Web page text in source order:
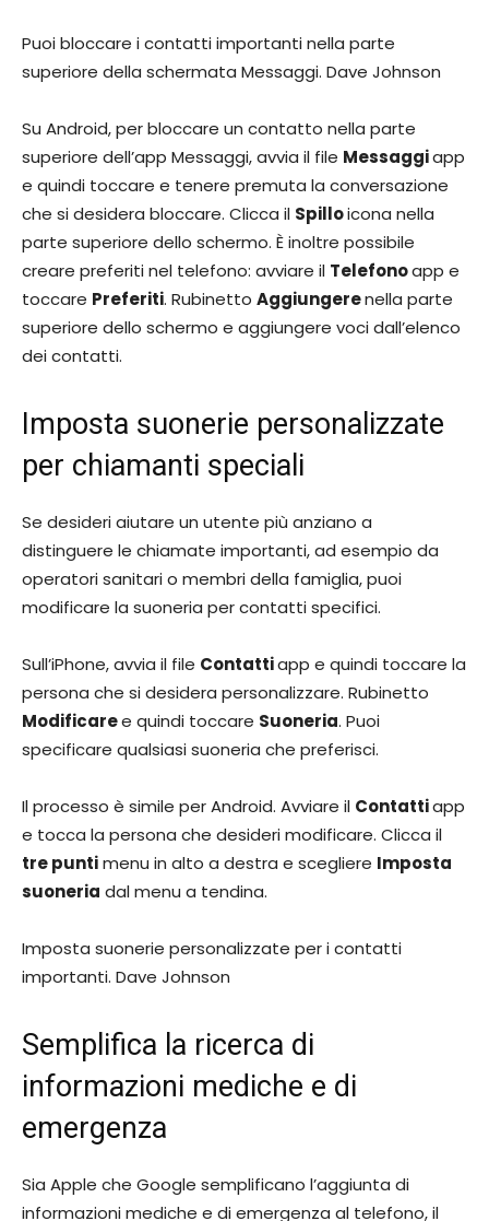
Puoi bloccare i contatti importanti nella parte
superiore della schermata Messaggi. Dave Johnson
Su Android, per bloccare un contatto nella parte
superiore dell’app Messaggi, avvia il file Messaggiapp
e quindi toccare e tenere premuta la conversazione
che si desidera bloccare. Clicca il Spilloicona nella
parte superiore dello schermo. È inoltre possibile
creare preferiti nel telefono: avviare il Telefonoapp e
toccare Preferiti. Rubinetto Aggiungerenella parte
superiore dello schermo e aggiungere voci dall’elenco
dei contatti.
Imposta suonerie personalizzate
per chiamanti speciali
Se desideri aiutare un utente più anziano a
distinguere le chiamate importanti, ad esempio da
operatori sanitari o membri della famiglia, puoi
modificare la suoneria per contatti specifici.
Sull’iPhone, avvia il file Contattiapp e quindi toccare la
persona che si desidera personalizzare. Rubinetto
Modificaree quindi toccare Suoneria. Puoi
specificare qualsiasi suoneria che preferisci.
Il processo è simile per Android. Avviare il Contattiapp
e tocca la persona che desideri modificare. Clicca il
tre puntimenu in alto a destra e scegliere Imposta
suoneria dal menu a tendina.
Imposta suonerie personalizzate per i contatti
importanti. Dave Johnson
Semplifica la ricerca di
informazioni mediche e di
emergenza
Sia Apple che Google semplificano l’aggiunta di
informazioni mediche e di emergenza al telefono, il